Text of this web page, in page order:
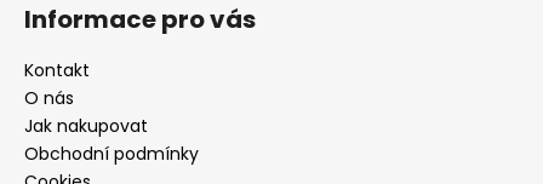
Informace pro vás
Kontakt
O nás
Jak nakupovat
Obchodní podmínky